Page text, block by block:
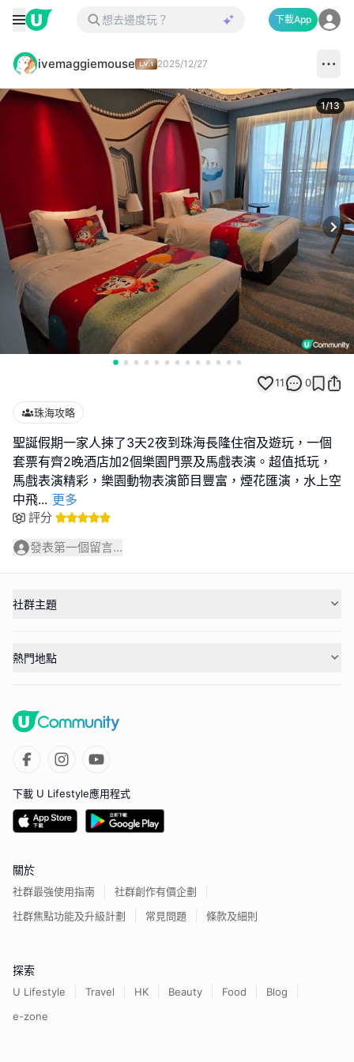
下載App
ivemaggiemouse 2025/12/27
1/13
11 0
珠海攻略
聖誕假期一家人揀了3天2夜到珠海長隆住宿及遊玩，一個
套票有齊2晚酒店加2個樂園門票及馬戲表演。超值抵玩，
馬戲表演精彩，樂園動物表演節目豐富，煙花匯演，水上空
中飛... 更多
評分
發表第一個留言...
社群主題
熱門地點
下載 U Lifestyle應用程式
關於
社群最強使用指南
社群創作有價企劃
社群焦點功能及升級計劃
常見問題 條款及細則
探索
U Lifestyle Travel HK Beauty Food
Blog
e-zone